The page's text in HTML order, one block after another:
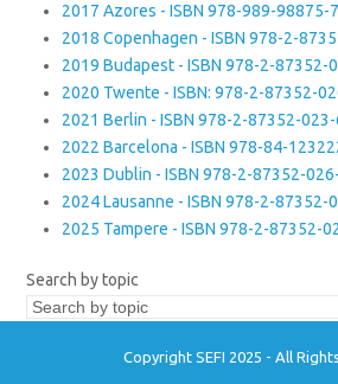
2017 Azores - ISBN 978-989-98875-
2018 Copenhagen - ISBN 978-2-
2019 Budapest - ISBN 978-2-87352-
2020 Twente - ISBN: 978-2-87352-
2021 Berlin - ISBN 978-2-87352-023-
2022 Barcelona - ISBN 978-84-
2023 Dublin - ISBN 978-2-87352-
2024 Lausanne - ISBN 978-2-87352-
2025 Tampere - ISBN 978-2-87352-
Search by topic
Copyright SEFI 2025 - All